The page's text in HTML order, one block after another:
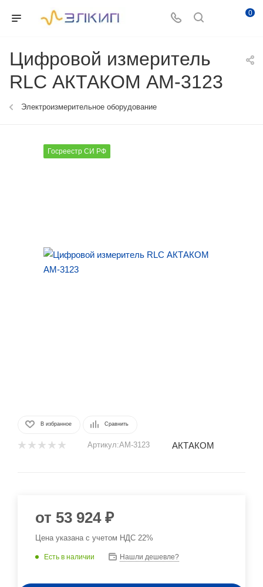
0
Цифровой измеритель
RLC АКТАКОМ АМ-3123
Электроизмерительное оборудование
Госреестр СИ РФ
В избранное Сравнить
Артикул:АМ-3123 АКТАКОМ
от 53 924 ₽
Цена указана с учетом НДС 22%
Есть в наличии Нашли дешевле?